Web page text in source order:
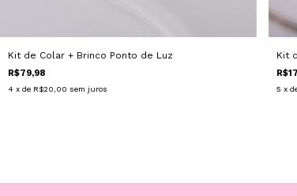
Kit de Colar + Brinco Ponto de Luz
R$79,98
4 x de R$20,00 sem juros
Kit
5 x